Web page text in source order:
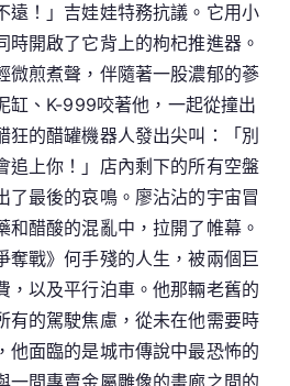
遠！」吉娃娃特務抗議。它用小
時開啟了它背上的枸杞推進器。
微煎煮聲，伴隨著一股濃郁的蔘
缸、K-999咬著他，一起從撞出
狂的醋罐機器人發出尖叫：「別
追上你！」店內剩下的所有空盤
了最後的哀鳴。廖沾沾的宇宙冒
和醋酸的混亂中，拉開了帷幕。
奪戰》何手殘的人生，被兩個巨
，以及平行泊車。他那輛老舊的
有的駕駛焦慮，從未在他需要時
他面臨的是城市傳說中最恐怖的
一間專賣金屬雕像的畫廊之間的